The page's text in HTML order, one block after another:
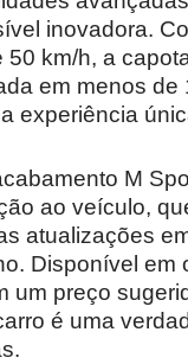
inovadora.
50 km/h, a
em menos de
experiência
M
ao veículo,
atualizações
Disponível em
um preço
é uma